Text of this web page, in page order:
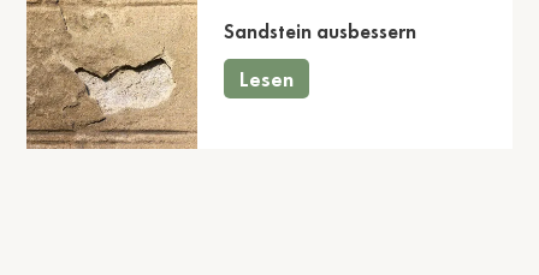
Sandstein ausbessern
Lesen